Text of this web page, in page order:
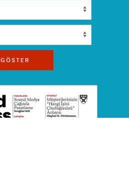
GÖSTER